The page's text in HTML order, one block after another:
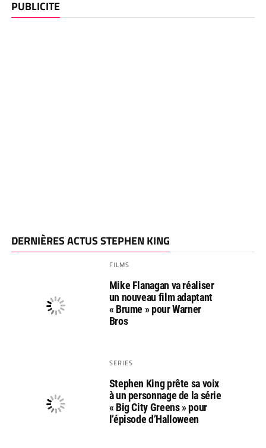
PUBLICITE
DERNIÈRES ACTUS STEPHEN KING
FILMS
Mike Flanagan va réaliser
un nouveau film adaptant
« Brume » pour Warner
Bros
SERIES
Stephen King prête sa voix
à un personnage de la série
« Big City Greens » pour
l’épisode d’Halloween